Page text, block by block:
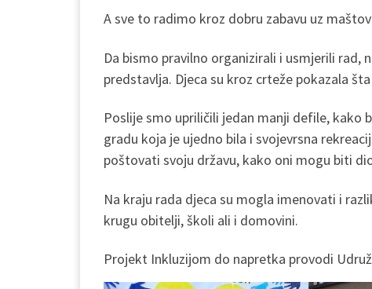
A sve to radimo kroz dobru zabavu uz
Da bismo pravilno organizirali i usmjerili
predstavlja. Djeca su kroz crteže pokazala
Poslije smo upriličili jedan manji defile, kako
gradu koja je ujedno bila i svojevrsna
poštovati svoju državu, kako oni mogu biti
Na kraju rada djeca su mogla imenovati i
krugu obitelji, školi ali i domovini.
Projekt Inkluzijom do napretka provodi